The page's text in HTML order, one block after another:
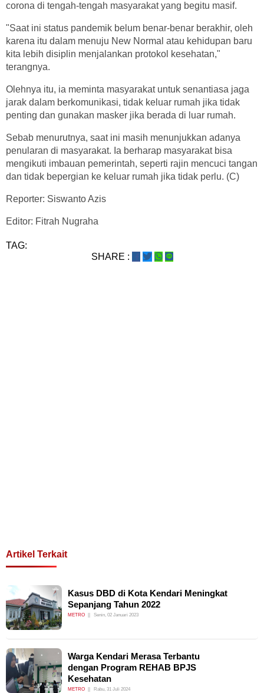
corona di tengah-tengah masyarakat yang begitu masif.
"Saat ini status pandemik belum benar-benar berakhir, oleh
karena itu dalam menuju New Normal atau kehidupan baru
kita lebih disiplin menjalankan protokol kesehatan,"
terangnya.
Olehnya itu, ia meminta masyarakat untuk senantiasa jaga
jarak dalam berkomunikasi, tidak keluar rumah jika tidak
penting dan gunakan masker jika berada di luar rumah.
Sebab menurutnya, saat ini masih menunjukkan adanya
penularan di masyarakat. Ia berharap masyarakat bisa
mengikuti imbauan pemerintah, seperti rajin mencuci tangan
dan tidak bepergian ke keluar rumah jika tidak perlu. (C)
Reporter: Siswanto Azis
Editor: Fitrah Nugraha
TAG:
SHARE :
Artikel Terkait
Kasus DBD di Kota Kendari Meningkat
Sepanjang Tahun 2022
METRO Senin, 02 Januari 2023
Warga Kendari Merasa Terbantu
dengan Program REHAB BPJS
Kesehatan
METRO Rabu, 31 Juli 2024